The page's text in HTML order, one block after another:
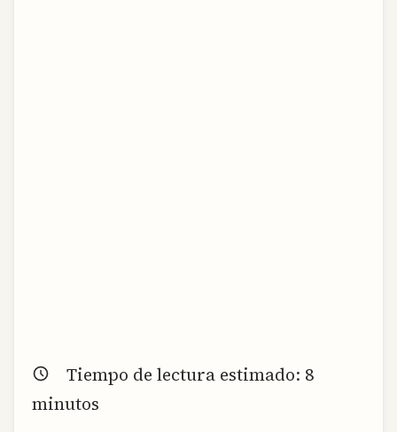
Tiempo de lectura estimado: 8
minutos